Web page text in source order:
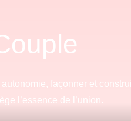
façonner et
l’essence de l’union.